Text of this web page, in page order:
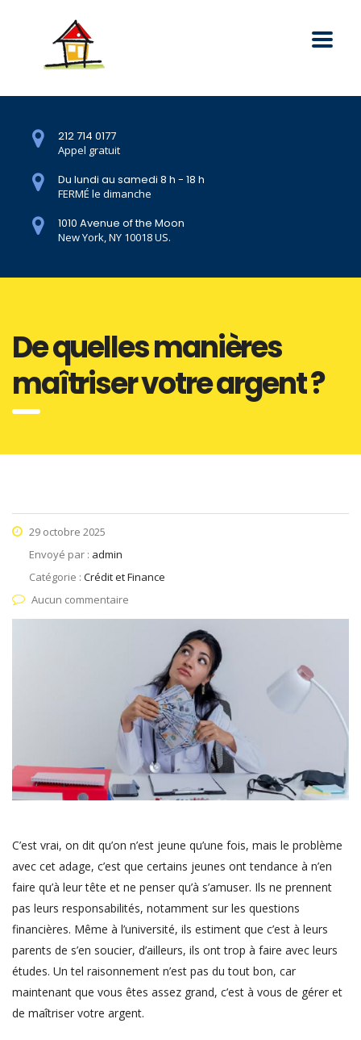
212 714 0177
Appel gratuit
Du lundi au samedi 8 h - 18 h
FERMÉ le dimanche
1010 Avenue of the Moon
New York, NY 10018 US.
De quelles manières
maîtriser votre argent ?
29 octobre 2025
Envoyé par : admin
Catégorie : Crédit et Finance
Aucun commentaire
C’est vrai, on dit qu’on n’est jeune qu’une fois, mais le problème
avec cet adage, c’est que certains jeunes ont tendance à n’en
faire qu’à leur tête et ne penser qu’à s’amuser. Ils ne prennent
pas leurs responsabilités, notamment sur les questions
financières. Même à l’université, ils estiment que c’est à leurs
parents de s’en soucier, d’ailleurs, ils ont trop à faire avec leurs
études. Un tel raisonnement n’est pas du tout bon, car
maintenant que vous êtes assez grand, c’est à vous de gérer et
de maîtriser votre argent.